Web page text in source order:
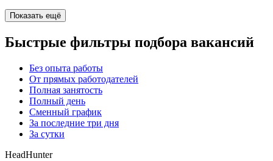
Показать ещё
Быстрые фильтры подбора вакансий
Без опыта работы
От прямых работодателей
Полная занятость
Полный день
Сменный график
За последние три дня
За сутки
HeadHunter